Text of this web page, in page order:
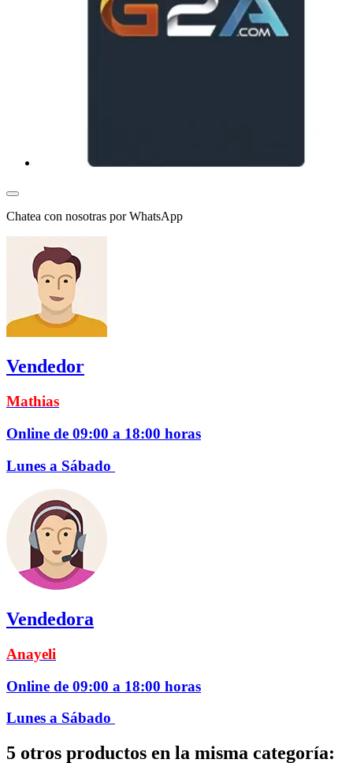
Chatea con nosotras por WhatsApp
Vendedor
Mathias
Online de 09:00 a 18:00 horas
Lunes a Sábado
Vendedora
Anayeli
Online de 09:00 a 18:00 horas
Lunes a Sábado
5 otros productos en la misma categoría: